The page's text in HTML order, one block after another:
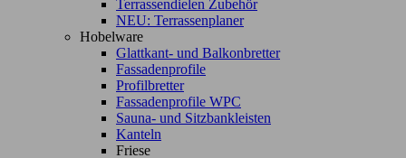
Terrassendielen Zubehör
NEU: Terrassenplaner
Hobelware
Glattkant- und Balkonbretter
Fassadenprofile
Profilbretter
Fassadenprofile WPC
Sauna- und Sitzbankleisten
Kanteln
Friese